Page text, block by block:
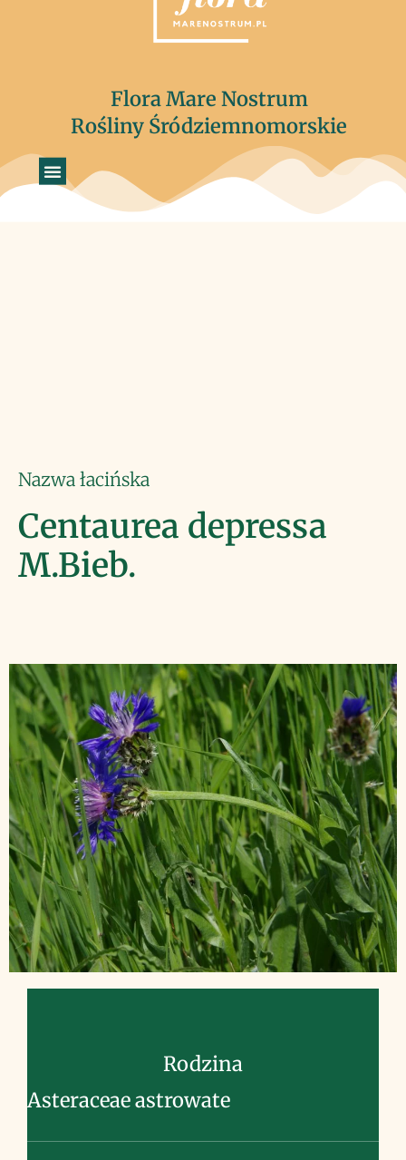
Flora Mare Nostrum
Rośliny Śródziemnomorskie
Nazwa łacińska
Centaurea depressa
M.Bieb.
Rodzina
Asteraceae astrowate